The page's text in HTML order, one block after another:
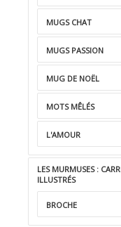
MUGS CHAT
MUGS PASSION
MUG DE NOËL
MOTS MÊLÉS
L'AMOUR
LES MURMUSES :
ILLUSTRÉS
BROCHE